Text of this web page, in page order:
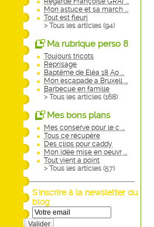
Mon astuce et sa march ...
Tout est fleuri
> Tous les articles (94)
Ma rubrique perso 8
Toujours tricots
Reprisage
Baptême de Eléa 18 Ao ...
Mon escapade a Bruxell ...
Barbecue en famille
> Tous les articles (168)
Mes bons plans
Mes conserve pour le c ...
Tous ce récupère
Des clips pour caddy
Mon idée mise en oeuvr ...
Tout vient a point
> Tous les articles (57)
S'inscrire à la newsletter du
blog
Valider